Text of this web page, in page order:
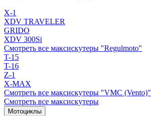
X-1
XDV TRAVELER
GRIDO
XDV 300Si
Смотреть все максискутеры "Regulmoto"
T-15
T-16
Z-1
X-MAX
Смотреть все максискутеры "VMC (Vento)"
Смотреть все максискутеры
Мотоциклы